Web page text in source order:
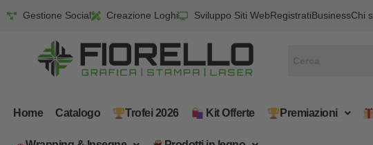
Gestione Social Creazione Loghi Sviluppo Siti WebRegistratiBusinessChi
Home Catalogo Trofei 2026 ​ Kit Offerte Premiazioni